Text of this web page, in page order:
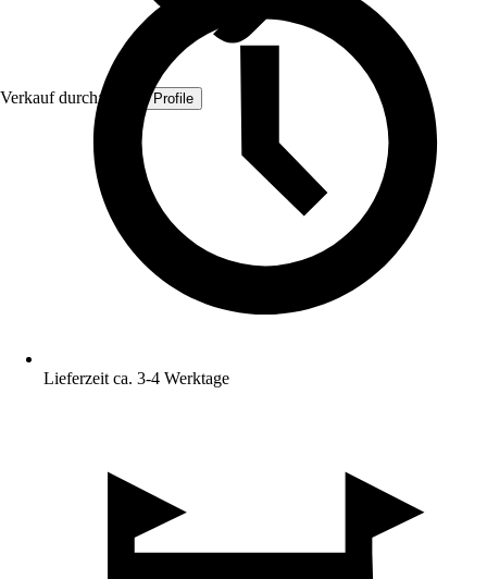
Verkauf durch: Quest Profile
Lieferzeit ca. 3-4 Werktage